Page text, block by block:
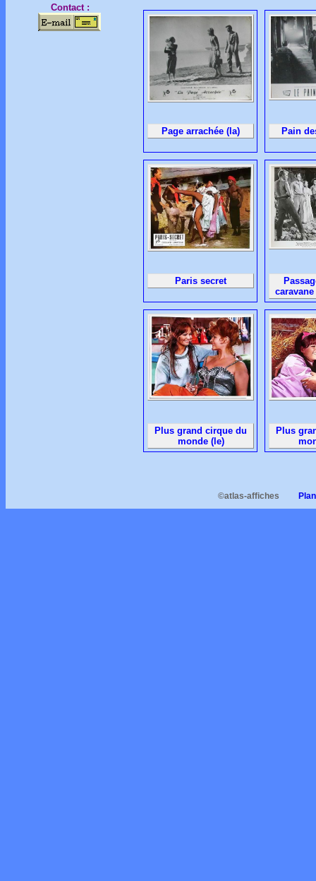
Contact :
Page arrachée (la) Pain
Paris secret
Plus grand cirque du
monde (le)
Plus
©atlas-affiches Plan